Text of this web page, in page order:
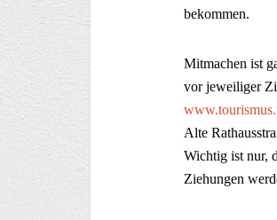
bekommen.
Mitmachen ist
vor jeweiliger
Alte
Wichtig ist nur,
Ziehungen